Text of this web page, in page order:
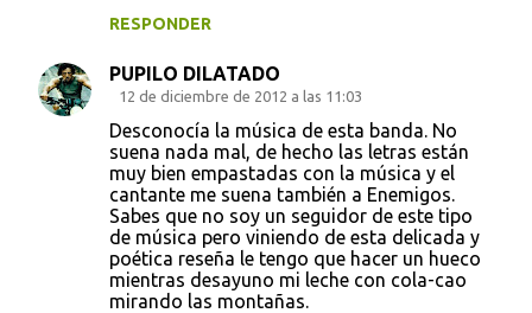
RESPONDER
PUPILO DILATADO
12 de diciembre de 2012 a las 11:03
Desconocía la música de esta banda. No
suena nada mal, de hecho las letras están
muy bien empastadas con la música y el
cantante me suena también a Enemigos.
Sabes que no soy un seguidor de este tipo
de música pero viniendo de esta delicada y
poética reseña le tengo que hacer un hueco
mientras desayuno mi leche con cola-cao
mirando las montañas.